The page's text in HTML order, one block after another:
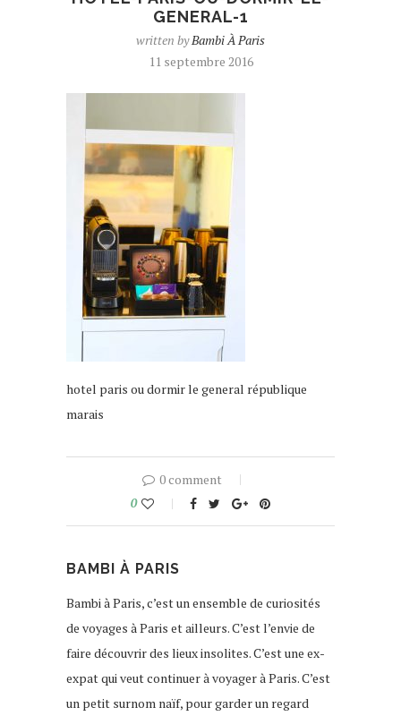
GENERAL-1
written byBambi À Paris
11 septembre 2016
hotel paris ou dormir le general république
marais
0 comment
0
BAMBI À PARIS
Bambi à Paris, c’est un ensemble de curiosités
de voyages à Paris et ailleurs. C’est l’envie de
faire découvrir des lieux insolites. C’est une ex-
expat qui veut continuer à voyager à Paris. C’est
un petit surnom naïf, pour garder un regard